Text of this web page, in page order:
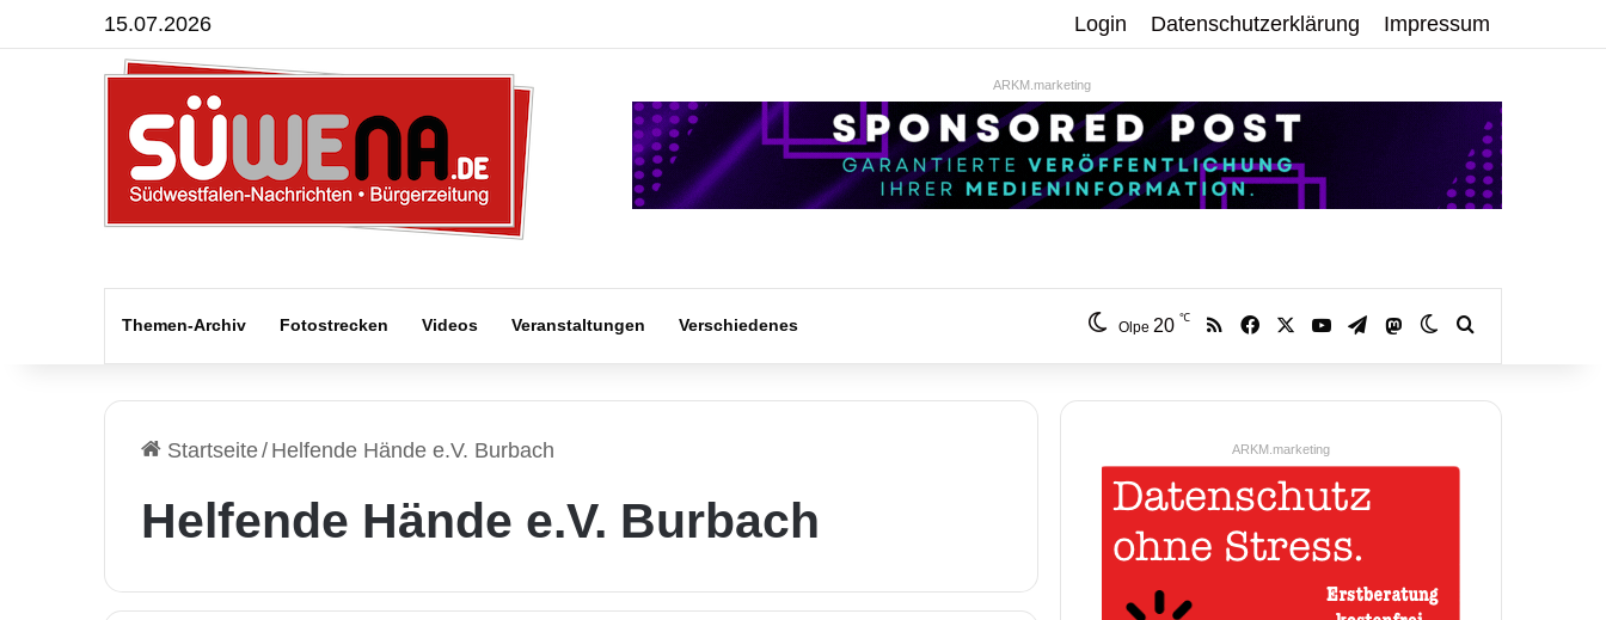
15.07.2026 Login Datenschutzerklärung Impressum
ARKM.marketing
Themen-Archiv Fotostrecken Videos Veranstaltungen Verschiedenes Olpe 20 ℃ RSS Facebook YouTubeTelegramMastodonSkin umschalten
Startseite/ Helfende Hände e.V. Burbach
Helfende Hände e.V. Burbach
ARKM.marketing